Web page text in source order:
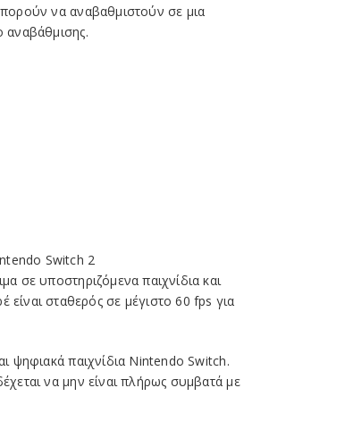
να αναβαθμιστούν σε μια
Switch 2
σε υποστηριζόμενα παιχνίδια και
σταθερός σε μέγιστο 60 fps για
ψηφιακά παιχνίδια Nintendo Switch.
να μην είναι πλήρως συμβατά με